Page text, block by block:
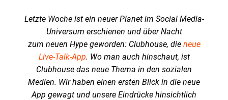
Letzte Woche ist ein neuer Planet im Social Media-
Universum erschienen und über Nacht
zum neuen Hype geworden: Clubhouse, die neue
Live-Talk-App. Wo man auch hinschaut, ist
Clubhouse das neue Thema in den sozialen
Medien. Wir haben einen ersten Blick in die neue
App gewagt und unsere Eindrücke hinsichtlich